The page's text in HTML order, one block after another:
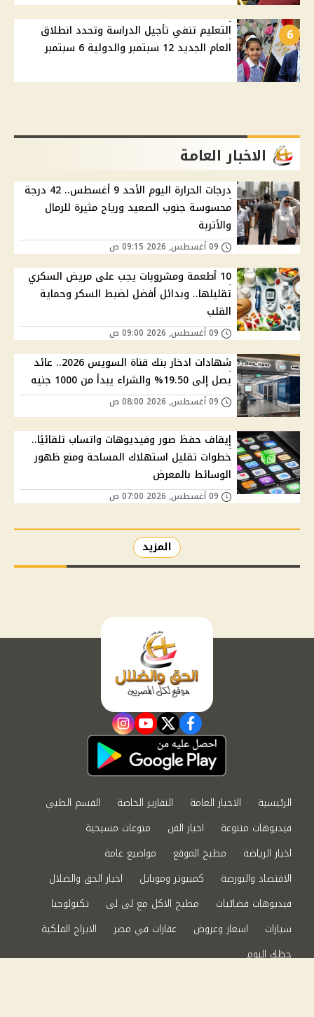
6
التعليم تنفي تأجيل الدراسة وتحدد انطلاق
العام الجديد 12 سبتمبر والدولية 6 سبتمبر
الاخبار العامة
درجات الحرارة اليوم الأحد 9 أغسطس.. 42 درجة
محسوسة جنوب الصعيد ورياح مثيرة للرمال
والأتربة
10 أطعمة ومشروبات يجب على مريض السكري
تقليلها.. وبدائل أفضل لضبط السكر وحماية
القلب
شهادات ادخار بنك قناة السويس 2026.. عائد
يصل إلى 19.50% والشراء يبدأ من 1000 جنيه
إيقاف حفظ صور وفيديوهات واتساب تلقائيًا..
خطوات تقليل استهلاك المساحة ومنع ظهور
الوسائط بالمعرض
المزيد
facebook
twitter
youtube
instagram
الرئيسية الاخبار العامة التقارير الخاصة
القسم الطبي
فيديوهات متنوعة
اخبار الفن
منوعات مسيحية
اخبار الرياضة
مطبخ الموقع
مواضيع عامة
الاقتصاد والبورصة
كمبيوتر وموبايل
اخبار الحق والضلال
فيديوهات فضائيات
مطبخ الاكل مع لى لى
تكنولوجيا
سيارات
اسعار وعروض عقارات في مصر
الابراج الفلكية
حظك اليوم